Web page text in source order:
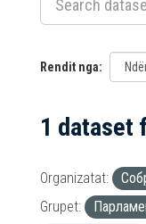
Rendit nga
1 dataset
Organizatat:
Grupet: